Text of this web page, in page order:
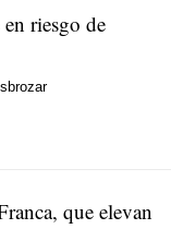
riesgo de
que elevan